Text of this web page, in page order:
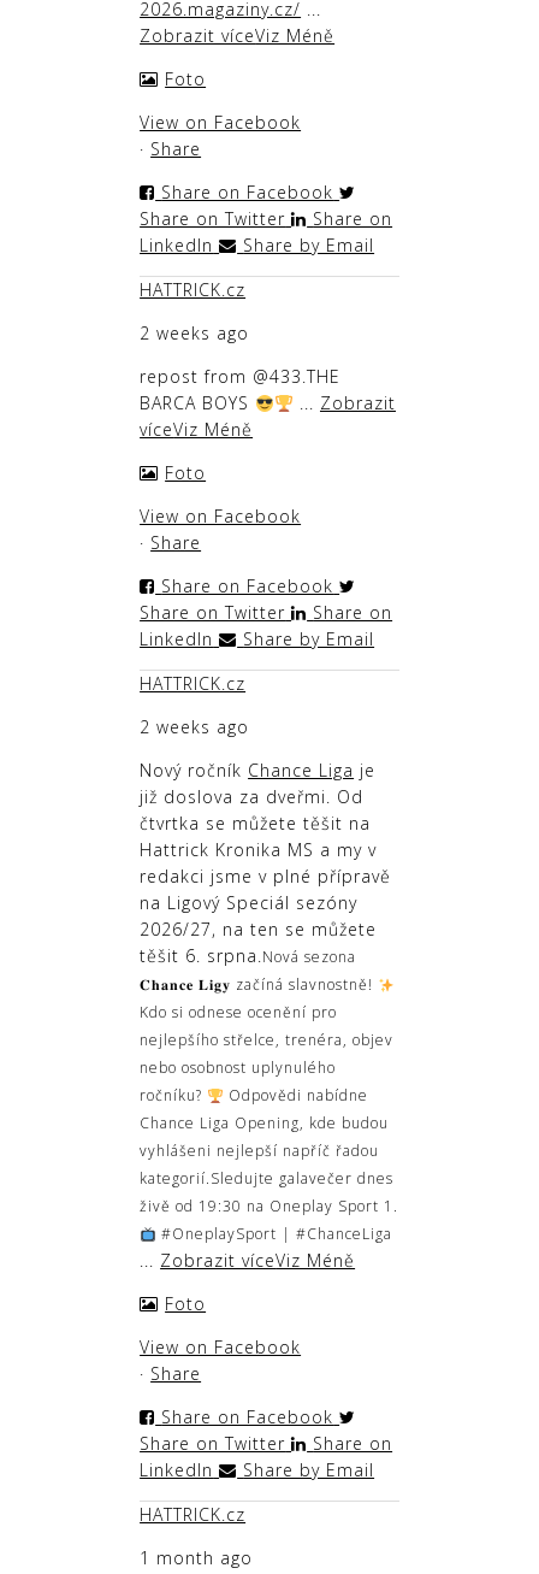
2026.magaziny.cz/ ...
Zobrazit víceViz Méně
Foto
View on Facebook
· Share
Share on Facebook
Share on Twitter
Share on
LinkedIn
Share by Email
HATTRICK.cz
2 weeks ago
repost from @433.THE
BARCA BOYS
... Zobrazit
víceViz Méně
Foto
View on Facebook
· Share
Share on Facebook
Share on Twitter
Share on
LinkedIn
Share by Email
HATTRICK.cz
2 weeks ago
Nový ročník Chance Liga je
již doslova za dveřmi. Od
čtvrtka se můžete těšit na
Hattrick Kronika MS a my v
redakci jsme v plné přípravě
na Ligový Speciál sezóny
2026/27, na ten se můžete
těšit 6. srpna.Nová sezona
𝐂𝐡𝐚𝐧𝐜𝐞 𝐋𝐢𝐠𝐲 začíná slavnostně!
Kdo si odnese ocenění pro
nejlepšího střelce, trenéra, objev
nebo osobnost uplynulého
ročníku?
Odpovědi nabídne
Chance Liga Opening, kde budou
vyhlášeni nejlepší napříč řadou
kategorií.Sledujte galavečer dnes
živě od 19:30 na Oneplay Sport 1.
#OneplaySport | #ChanceLiga
... Zobrazit víceViz Méně
Foto
View on Facebook
· Share
Share on Facebook
Share on Twitter
Share on
LinkedIn
Share by Email
HATTRICK.cz
1 month ago